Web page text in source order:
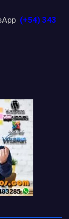
(+54) 343